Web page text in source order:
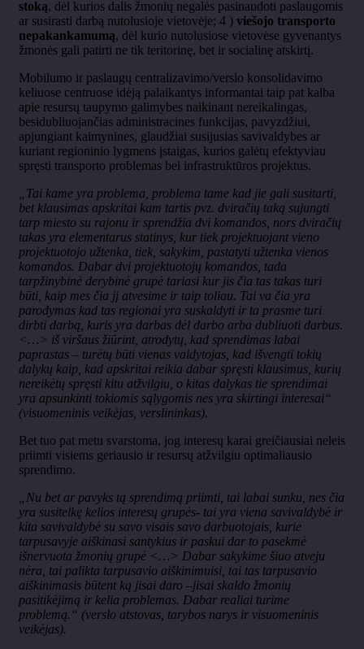
stoką, dėl kurios dalis žmonių negalės pasinaudoti paslaugomis
ar susirasti darbą nutolusioje vietovėje; 4 ) viešojo transporto
nepakankamumą, dėl kurio nutolusiose vietovėse gyvenantys
žmonės gali patirti ne tik teritorinę, bet ir socialinę atskirtį.
Mobilumo ir paslaugų centralizavimo/verslo konsolidavimo
keliuose centruose idėją palaikantys informantai taip pat kalba
apie resursų taupymo galimybes naikinant nereikalingas,
besidubliuojančias administracines funkcijas, pavyzdžiui,
apjungiant kaimynines, glaudžiai susijusias savivaldybes ar
kuriant regioninio lygmens įstaigas, kurios galėtų efektyviau
spręsti transporto problemas bei infrastruktūros projektus.
„Tai kame yra problema, problema tame kad jie gali susitarti,
bet klausimas apskritai kam tartis pvz. dviračių taką sujungti
tarp miesto su rajonu ir sprendžia dvi komandos, nors dviračių
takas yra elementarus statinys, kur tiek projektuojant vieno
projektuotojo užtenka, tiek, sakykim, pastatyti užtenka vienos
komandos. Dabar dvi projektuotojų komandos, tada
tarpžinybinė derybinė grupė tariasi kur jis čia tas takas turi
būti, kaip mes čia jį atvesime ir taip toliau. Tai va čia yra
parodymas kad tas regionai yra suskaldyti ir ta prasme turi
dirbti darbą, kuris yra darbas dėl darbo arba dubliuoti darbus.
<…> iš viršaus žiūrint, atrodytų, kad sprendimas labai
paprastas – turėtų būti vienas valdytojas, kad išvengti tokių
dalykų kaip, kad apskritai reikia dabar spręsti klausimus, kurių
nereikėtų spręsti kitu atžvilgiu, o kitas dalykas tie sprendimai
yra apsunkinti tokiomis sąlygomis nes yra skirtingi interesai“
(visuomeninis veikėjas, verslininkas).
Bet tuo pat metu svarstoma, jog interesų karai greičiausiai neleis
priimti visiems geriausio ir resursų atžvilgiu optimaliausio
sprendimo.
„Nu bet ar pavyks tą sprendimą priimti, tai labai sunku, nes čia
yra susitelkę kelios interesų grupės- tai yra viena savivaldybė ir
kita savivaldybė su savo visais savo darbuotojais, kurie
tarpusavyje aiškinasi santykius ir paskui dar to pasekmė
išnervuota žmonių grupė <…> Dabar sakykime šiuo atveju
nėra, tai palikta tarpusavio aiškinimuisi, tai tas tarpusavio
aiškinimasis būtent ką jisai daro –jisai skaldo žmonių
pasitikėjimą ir kelia problemas. Dabar realiai turime
problemą.“ (verslo atstovas, tarybos narys ir visuomeninis
veikėjas).